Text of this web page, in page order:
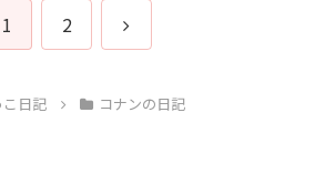
1 2
次
日記 コナンの日記